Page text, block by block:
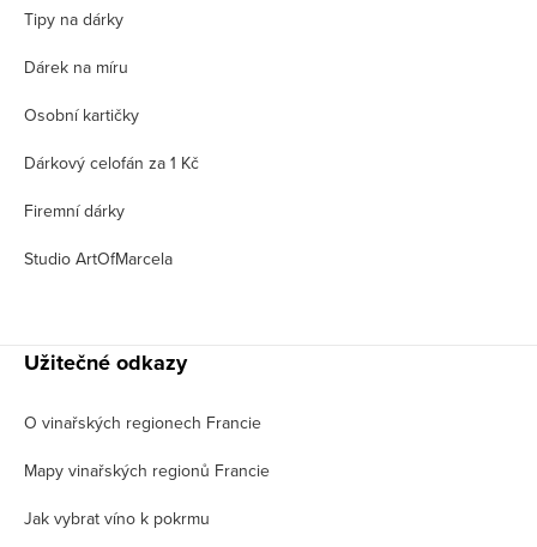
Tipy na dárky
Dárek na míru
Osobní kartičky
Dárkový celofán za 1 Kč
Firemní dárky
Studio ArtOfMarcela
Užitečné odkazy
O vinařských regionech Francie
Mapy vinařských regionů Francie
Jak vybrat víno k pokrmu